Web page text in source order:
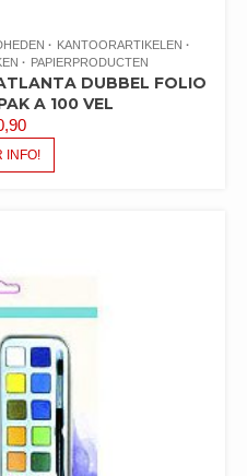
KANTOORARTIKELEN
PAPIERPRODUCTEN
DUBBEL FOLIO
A 100 VEL
INFO!